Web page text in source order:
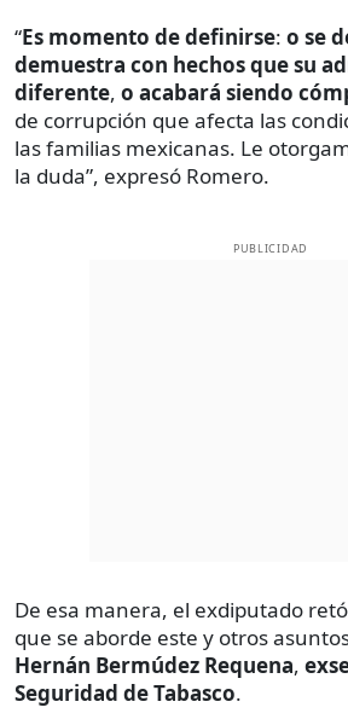
“Es momento de definirse: o se
demuestra con hechos que su
diferente, o acabará siendo
de corrupción que afecta las
las familias mexicanas. Le
la duda”, expresó Romero.
PUBLICIDAD
De esa manera, el exdiputado
que se aborde este y otros
Hernán Bermúdez Requena,
Seguridad de Tabasco.